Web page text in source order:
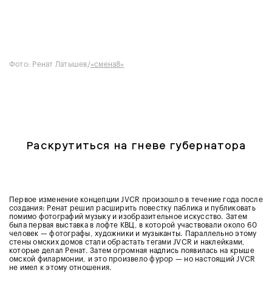
Фото: Ренат Латышев/«смена8»
Раскрутиться на гневе губернатора
Первое изменение концепции JVCR произошло в течение года после
создания: Ренат решил расширить повестку паблика и публиковать
помимо фотографий музыку и изобразительное искусство. Затем
была первая выставка в лофте КВЦ, в которой участвовали около 60
человек — фотографы, художники и музыканты. Параллельно этому
стены омских домов стали обрастать тегами JVCR и наклейками,
которые делал Ренат. Затем огромная надпись появилась на крыше
омской филармонии, и это произвело фурор — но настоящий JVCR
не имел к этому отношения.